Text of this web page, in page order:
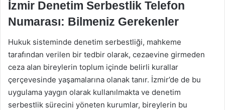
İzmir Denetim Serbestlik Telefon
Numarası: Bilmeniz Gerekenler
Hukuk sisteminde denetim serbestliği, mahkeme
tarafından verilen bir tedbir olarak, cezaevine girmeden
ceza alan bireylerin toplum içinde belirli kurallar
çerçevesinde yaşamalarına olanak tanır. İzmir’de de bu
uygulama yaygın olarak kullanılmakta ve denetim
serbestlik sürecini yöneten kurumlar, bireylerin bu